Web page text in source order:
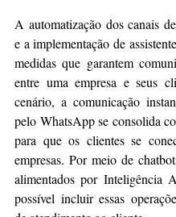
A automatização dos canais
e a implementação de
medidas que garantem
entre uma empresa e seus
cenário, a comunicação
pelo WhatsApp se consolida
para que os clientes se
empresas. Por meio de
alimentados por Inteligência
possível incluir essas